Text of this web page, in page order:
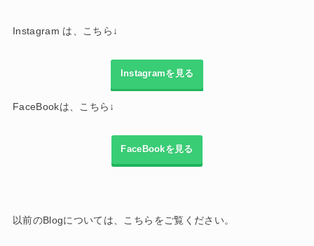
Instagram は、こちら↓
Instagramを見る
FaceBookは、こちら↓
FaceBookを見る
以前のBlogについては、こちらをご覧ください。